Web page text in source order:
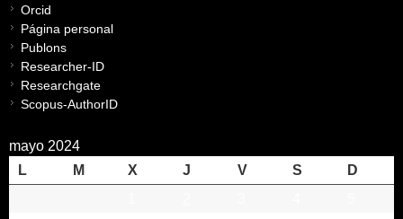
Orcid
Página personal
Publons
Researcher-ID
Researchgate
Scopus-AuthorID
mayo 2024
L
M X J V S
D